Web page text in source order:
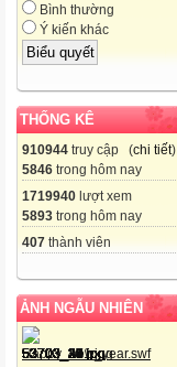
Bình thường
Ý kiến khác
THỐNG KÊ
910944 truy cập (chi tiết)
5846 trong hôm nay
1719940 lượt xem
5893 trong hôm nay
407 thành viên
ẢNH NGẪU NHIÊN